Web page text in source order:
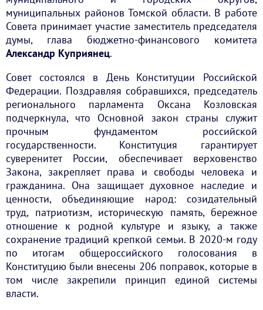
муниципальных районов Томской области. В работе
Совета принимает участие заместитель председателя
думы, глава бюджетно-финансового комитета
Александр Куприянец.
Совет состоялся в День Конституции Российской
Федерации. Поздравляя собравшихся, председатель
регионального парламента Оксана Козловская
подчеркнула, что Основной закон страны служит
прочным фундаментом российской
государственности. Конституция гарантирует
суверенитет России, обеспечивает верховенство
Закона, закрепляет права и свободы человека и
гражданина. Она защищает духовное наследие и
ценности, объединяющие народ: созидательный
труд, патриотизм, историческую память, бережное
отношение к родной культуре и языку, а также
сохранение традиций крепкой семьи. В 2020-м году
по итогам общероссийского голосования в
Конституцию были внесены 206 поправок, которые в
том числе закрепили принцип единой системы
власти.